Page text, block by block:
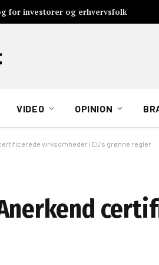
for investorer og erhvervsfolk
VIDEO OPINION
virksomheder i EU’s grønne regler